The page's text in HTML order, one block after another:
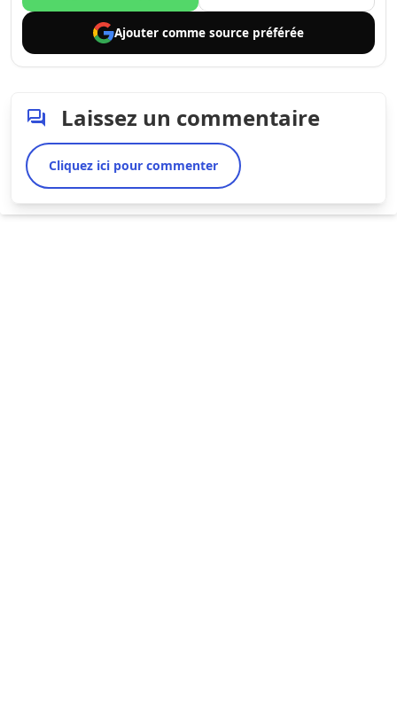
Ajouter comme source préférée
Laissez un commentaire
Cliquez ici pour commenter